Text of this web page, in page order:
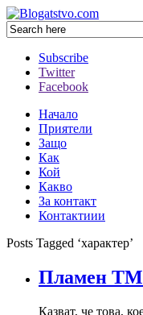
Subscribe
Twitter
Facebook
Начало
Приятели
Защо
Как
Кой
Какво
За контакт
Контактиии
Posts Tagged ‘характер’
Пламен ТМ
Казват, че това,